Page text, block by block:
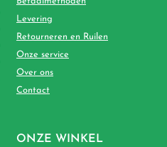
Levering
Retourneren en Ruilen
Onze service
Over ons
Contact
ONZE WINKEL